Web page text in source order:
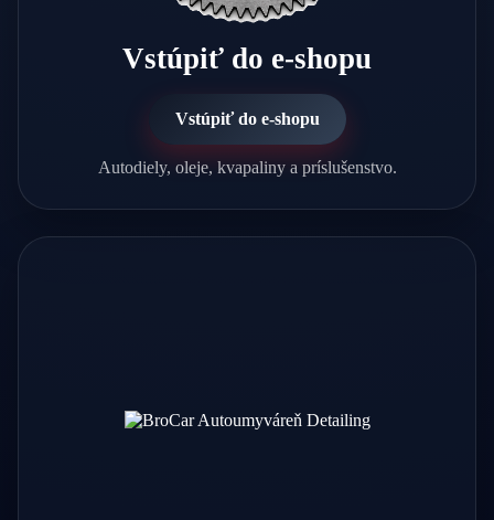
Vstúpiť do e-shopu
Vstúpiť do e-shopu
Autodiely, oleje, kvapaliny a príslušenstvo.